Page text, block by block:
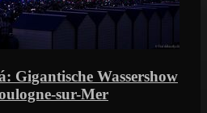
Gigantische Wassershow
sur-Mer